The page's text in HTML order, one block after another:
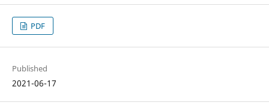
PDF
Published
2021-06-17